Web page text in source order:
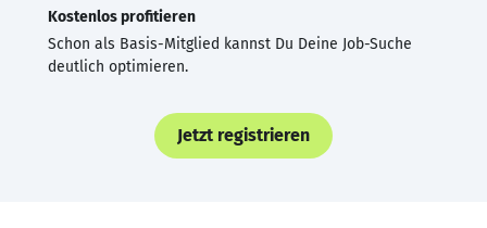
Kostenlos profitieren
Schon als Basis-Mitglied kannst Du Deine Job-Suche
deutlich optimieren.
Jetzt registrieren